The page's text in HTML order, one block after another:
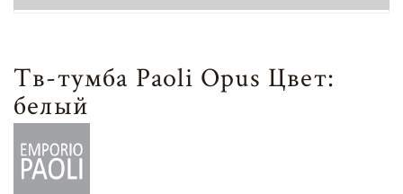
Тв-тумба Paoli Opus Цвет:
белый